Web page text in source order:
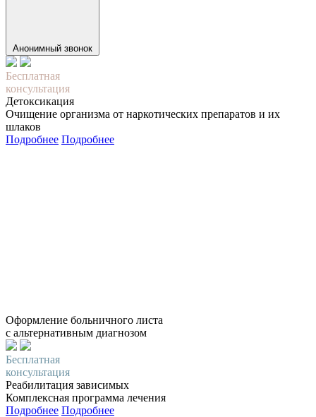
Анонимный звонок
Бесплатная
консультация
Детоксикация
Очищение организма от наркотических препаратов и их
шлаков
Подробнее Подробнее
Оформление больничного листа
с альтернативным диагнозом
Бесплатная
консультация
Реабилитация зависимых
Комплексная программа лечения
Подробнее Подробнее